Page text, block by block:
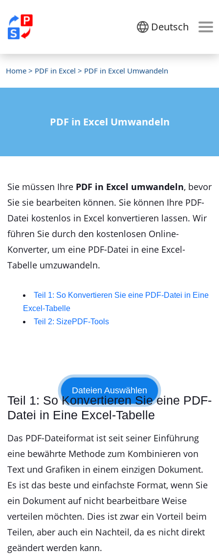
Deutsch
Home > PDF in Excel > PDF in Excel Umwandeln
PDF in Excel Umwandeln
Sie müssen Ihre PDF in Excel umwandeln, bevor
Sie sie bearbeiten können. Sie können Ihre PDF-
Datei kostenlos in Excel konvertieren lassen. Wir
führen Sie durch den kostenlosen Online-
Konverter, um eine PDF-Datei in eine Excel-
Tabelle umzuwandeln.
Teil 1: So Konvertieren Sie eine PDF-Datei in Eine
Excel-Tabelle
Teil 2: SizePDF-Tools
Teil 1: So Konvertieren Sie eine PDF-
Datei in Eine Excel-Tabelle
Das PDF-Dateiformat ist seit seiner Einführung
eine bewährte Methode zum Kombinieren von
Text und Grafiken in einem einzigen Dokument.
Es ist das beste und einfachste Format, wenn Sie
ein Dokument auf nicht bearbeitbare Weise
verteilen möchten. Dies ist zwar ein Vorteil beim
Teilen, aber auch ein Nachteil, da es nicht direkt
geändert werden kann.